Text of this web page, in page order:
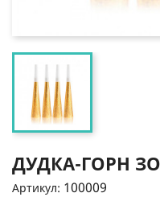
ДУДКА-ГОРН
Артикул: 100009